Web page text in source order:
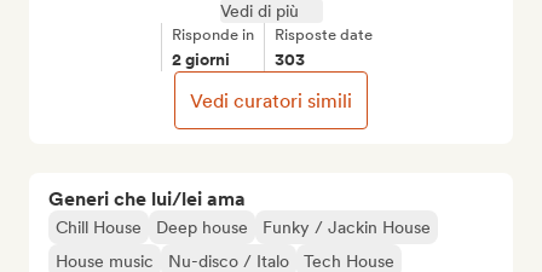
Generi che lui/lei ama
Chill House Deep house
Funky / Jackin House
House music
Nu-disco / Italo Tech House
Vedi di più
Risponde in
2 giorni
Risposte date
303
Vedi curatori simili